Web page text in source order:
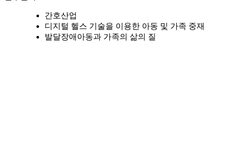
간호산업
디지털 헬스 기술을 이용한 아동 및 가족 중재
발달장애아동과 가족의 삶의 질